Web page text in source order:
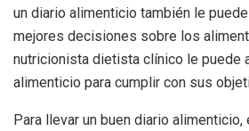
un diario alimenticio también le
mejores decisiones sobre los
nutricionista dietista clínico le puede
alimenticio para cumplir con sus
Para llevar un buen diario